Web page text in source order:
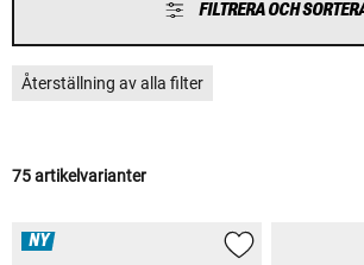
FILTRERA OCH
Återställning av alla filter
75 artikelvarianter
NY